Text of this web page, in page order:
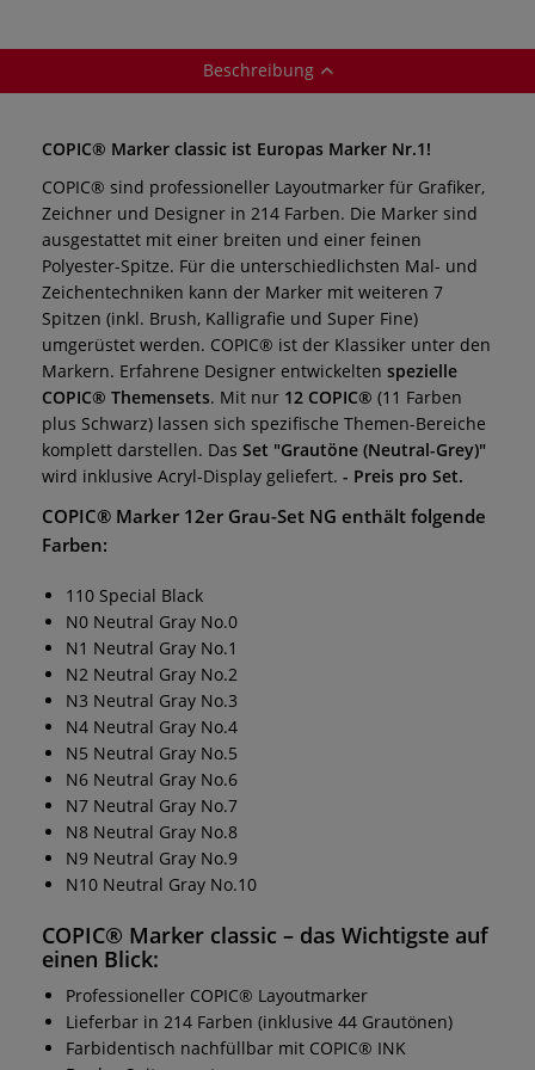
Beschreibung
COPIC® Marker classic ist Europas Marker Nr.1!
COPIC® sind professioneller Layoutmarker für Grafiker,
Zeichner und Designer in 214 Farben. Die Marker sind
ausgestattet mit einer breiten und einer feinen
Polyester-Spitze. Für die unterschiedlichsten Mal- und
Zeichentechniken kann der Marker mit weiteren 7
Spitzen (inkl. Brush, Kalligrafie und Super Fine)
umgerüstet werden. COPIC® ist der Klassiker unter den
Markern. Erfahrene Designer entwickelten spezielle
COPIC® Themensets. Mit nur 12 COPIC® (11 Farben
plus Schwarz) lassen sich spezifische Themen-Bereiche
komplett darstellen. Das Set "Grautöne (Neutral-Grey)"
wird inklusive Acryl-Display geliefert. - Preis pro Set.
COPIC® Marker 12er Grau-Set NG enthält folgende
Farben:
110 Special Black
N0 Neutral Gray No.0
N1 Neutral Gray No.1
N2 Neutral Gray No.2
N3 Neutral Gray No.3
N4 Neutral Gray No.4
N5 Neutral Gray No.5
N6 Neutral Gray No.6
N7 Neutral Gray No.7
N8 Neutral Gray No.8
N9 Neutral Gray No.9
N10 Neutral Gray No.10
COPIC® Marker classic – das Wichtigste auf
einen Blick:
Professioneller COPIC® Layoutmarker
Lieferbar in 214 Farben (inklusive 44 Grautönen)
Farbidentisch nachfüllbar mit COPIC® INK